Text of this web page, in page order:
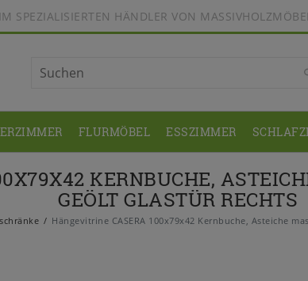
SPEZIALISIERTEN HÄNDLER VON
FLURMÖBEL ESSZIMMER
KERNBUCHE,
GEÖLT GLASTÜR RECHTS
Hängevitrine CASERA 100x79x42 Kernbuche, Asteiche